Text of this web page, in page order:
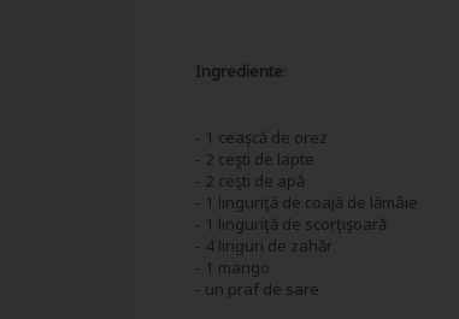
Ingrediente:
- 1 ceaşcă de orez
- 2 ceşti de lapte
- 2 ceşti de apă
- 1 linguriţă de coajă de lămâie
- 1 linguriţă de scorţişoară
- 4 linguri de zahăr
- 1 mango
- un praf de sare